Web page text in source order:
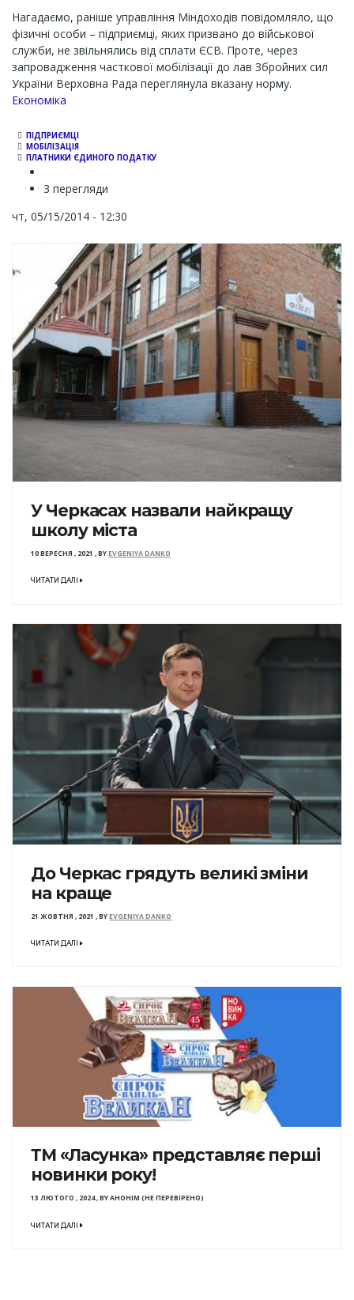
Нагадаємо, раніше управління Міндоходів повідомляло, що
фізичні особи – підприємці, яких призвано до військової
служби, не звільнялись від сплати ЄСВ. Проте, через
запровадження часткової мобілізації до лав Збройних сил
України Верховна Рада переглянула вказану норму.
Економіка
ПІДПРИЄМЦІ
МОБІЛІЗАЦІЯ
ПЛАТНИКИ ЄДИНОГО ПОДАТКУ
3 перегляди
чт, 05/15/2014 - 12:30
У Черкасах назвали найкращу
школу міста
10 ВЕРЕСНЯ , 2021 ,BYEVGENIYA DANKO
ЧИТАТИ ДАЛІ
До Черкас грядуть великі зміни
на краще
21 ЖОВТНЯ , 2021 ,BYEVGENIYA DANKO
ЧИТАТИ ДАЛІ
ТМ «Ласунка» представляє перші
новинки року!
13 ЛЮТОГО , 2024,BYАНОНІМ (НЕ ПЕРЕВІРЕНО)
ЧИТАТИ ДАЛІ